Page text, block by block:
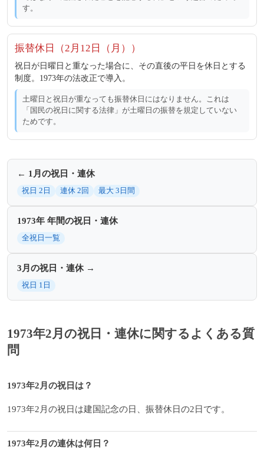
す。
振替休日（2月12日（月））
祝日が日曜日と重なった場合に、その直後の平日を休日とする
制度。1973年の法改正で導入。
土曜日と祝日が重なっても振替休日にはなりません。これは
「国民の祝日に関する法律」が土曜日の振替を規定していない
ためです。
← 1月の祝日・連休
祝日 2日 連休 2回 最大 3日間
1973年 年間の祝日・連休
全祝日一覧
3月の祝日・連休 →
祝日 1日
1973年2月の祝日・連休に関するよくある質
問
1973年2月の祝日は？
1973年2月の祝日は建国記念の日、振替休日の2日です。
1973年2月の連休は何日？